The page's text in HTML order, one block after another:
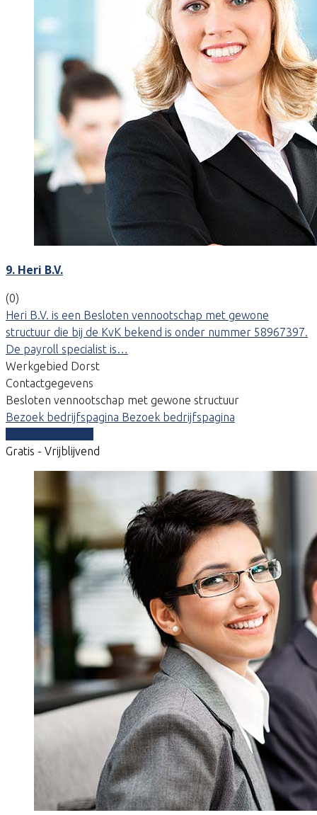
9. Heri B.V.
(0)
Heri B.V. is een Besloten vennootschap met gewone
structuur die bij de KvK bekend is onder nummer 58967397.
De payroll specialist is…
Werkgebied Dorst
Contactgegevens
Besloten vennootschap met gewone structuur
Bezoek bedrijfspagina Bezoek bedrijfspagina
Gratis - Vrijblijvend